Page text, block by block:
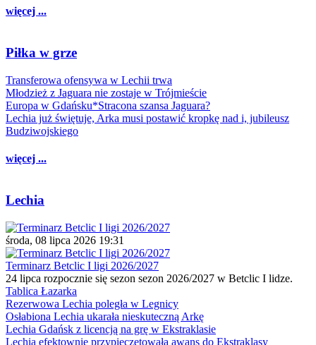
więcej ...
Piłka w grze
Transferowa ofensywa w Lechii trwa
Młodzież z Jaguara nie zostaje w Trójmieście
Europa w Gdańsku*Stracona szansa Jaguara?
Lechia już świętuje, Arka musi postawić kropkę nad i, jubileusz
Budziwojskiego
więcej ...
Lechia
środa, 08 lipca 2026 19:31
Terminarz Betclic I ligi 2026/2027
24 lipca rozpocznie się sezon sezon 2026/2027 w Betclic I lidze.
Tablica Łazarka
Rezerwowa Lechia poległa w Legnicy
Osłabiona Lechia ukarała nieskuteczną Arkę
Lechia Gdańsk z licencją na grę w Ekstraklasie
Lechia efektownie przypieczętowała awans do Ekstraklasy